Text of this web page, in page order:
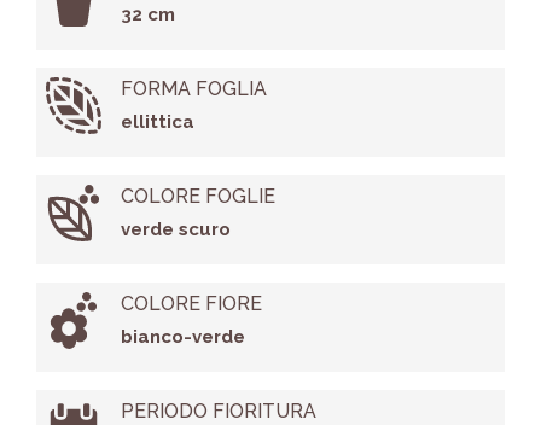
32 cm
FORMA FOGLIA
ellittica
COLORE FOGLIE
verde scuro
COLORE FIORE
bianco-verde
PERIODO FIORITURA